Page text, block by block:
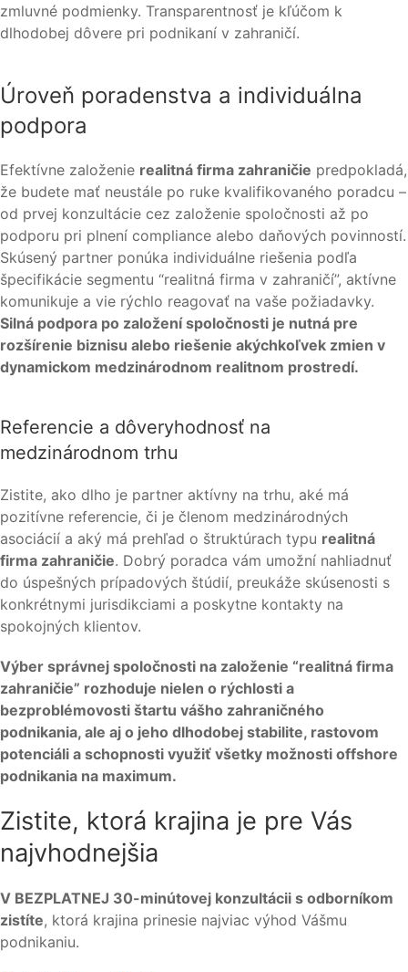
zmluvné podmienky. Transparentnosť je kľúčom k
dlhodobej dôvere pri podnikaní v zahraničí.
Úroveň poradenstva a individuálna
podpora
Efektívne založenie realitná firma zahraničie predpokladá,
že budete mať neustále po ruke kvalifikovaného poradcu –
od prvej konzultácie cez založenie spoločnosti až po
podporu pri plnení compliance alebo daňových povinností.
Skúsený partner ponúka individuálne riešenia podľa
špecifikácie segmentu “realitná firma v zahraničí”, aktívne
komunikuje a vie rýchlo reagovať na vaše požiadavky.
Silná podpora po založení spoločnosti je nutná pre
rozšírenie biznisu alebo riešenie akýchkoľvek zmien v
dynamickom medzinárodnom realitnom prostredí.
Referencie a dôveryhodnosť na
medzinárodnom trhu
Zistite, ako dlho je partner aktívny na trhu, aké má
pozitívne referencie, či je členom medzinárodných
asociácií a aký má prehľad o štruktúrach typu realitná
firma zahraničie. Dobrý poradca vám umožní nahliadnuť
do úspešných prípadových štúdií, preukáže skúsenosti s
konkrétnymi jurisdikciami a poskytne kontakty na
spokojných klientov.
Výber správnej spoločnosti na založenie “realitná firma
zahraničie” rozhoduje nielen o rýchlosti a
bezproblémovosti štartu vášho zahraničného
podnikania, ale aj o jeho dlhodobej stabilite, rastovom
potenciáli a schopnosti využiť všetky možnosti offshore
podnikania na maximum.
Zistite, ktorá krajina je pre Vás
najvhodnejšia
V BEZPLATNEJ 30-minútovej konzultácii s odborníkom
zistíte, ktorá krajina prinesie najviac výhod Vášmu
podnikaniu.